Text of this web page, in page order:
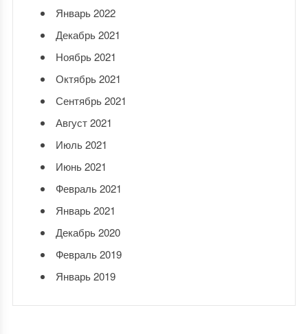
Январь 2022
Декабрь 2021
Ноябрь 2021
Октябрь 2021
Сентябрь 2021
Август 2021
Июль 2021
Июнь 2021
Февраль 2021
Январь 2021
Декабрь 2020
Февраль 2019
Январь 2019